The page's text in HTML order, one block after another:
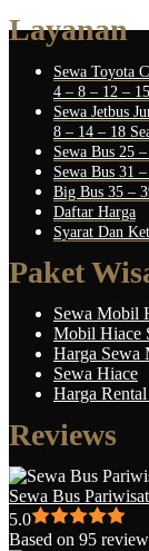
Layanan
Sewa Toyota
4 – 8 – 12 –
Sewa Jetbus
8 – 14 – 18
Sewa Bus 25
Sewa Bus 31
Big Bus 35 –
Daftar Harga
Syarat Dan
Paket
Sewa Mobil
Mobil Hiace
Harga Sewa
Sewa Hiace
Harga
Reviews
Sewa Bus
5.0
Based on 95